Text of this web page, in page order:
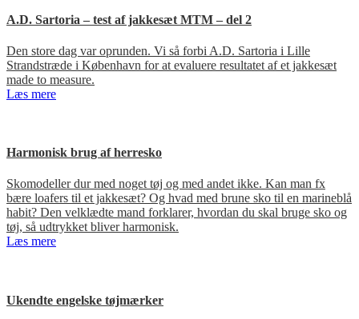
A.D. Sartoria – test af jakkesæt MTM – del 2
Den store dag var oprunden. Vi så forbi A.D. Sartoria i Lille
Strandstræde i København for at evaluere resultatet af et jakkesæt
made to measure.
Læs mere
Harmonisk brug af herresko
Skomodeller dur med noget tøj og med andet ikke. Kan man fx
bære loafers til et jakkesæt? Og hvad med brune sko til en marineblå
habit? Den velklædte mand forklarer, hvordan du skal bruge sko og
tøj, så udtrykket bliver harmonisk.
Læs mere
Ukendte engelske tøjmærker